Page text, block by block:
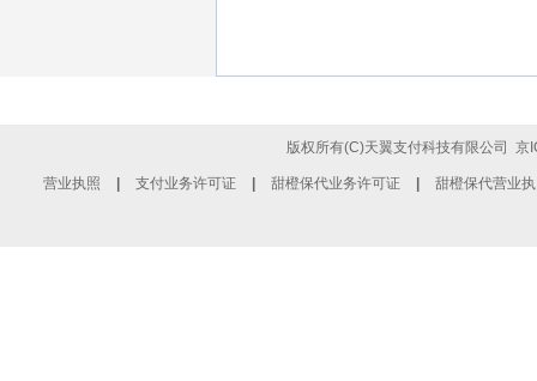
版权所有(C)天翼支付科技有限公司京
营业执照 支付业务许可证 甜橙保代业务许可证 甜橙保代营业